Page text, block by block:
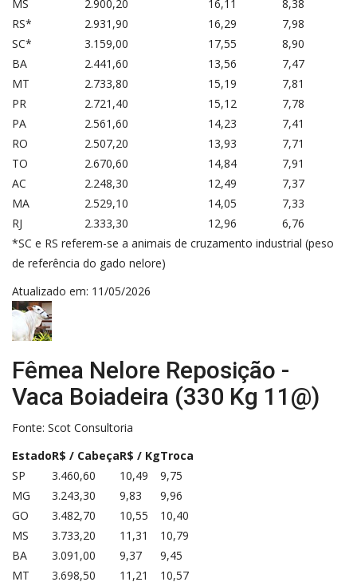
MS
2.900,20 16,11
8,38
RS*
2.931,90 16,29
7,98
SC*
3.159,00 17,55
8,90
BA
2.441,60 13,56
7,47
MT
2.733,80 15,19
7,81
PR
2.721,40 15,12
7,78
PA
2.561,60 14,23
7,41
RO
2.507,20 13,93
7,71
TO
2.670,60 14,84
7,91
AC
2.248,30 12,49
7,37
MA
2.529,10 14,05
7,33
RJ
2.333,30 12,96
6,76
*SC e RS referem-se a animais de cruzamento industrial (peso
de referência do gado nelore)
Atualizado em: 11/05/2026
Fêmea Nelore Reposição -
Vaca Boiadeira (330 Kg 11@)
Fonte: Scot Consultoria
EstadoR$ / CabeçaR$ / KgTroca
SP
3.460,60 10,49
9,75
MG
3.243,30 9,83
9,96
GO
3.482,70 10,55
10,40
MS
3.733,20 11,31
10,79
BA
3.091,00 9,37
9,45
MT
3.698,50 11,21
10,57